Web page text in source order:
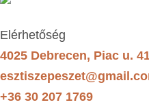
Elérhetőség
4025 Debrecen, Piac u.
+36 30 207 1769